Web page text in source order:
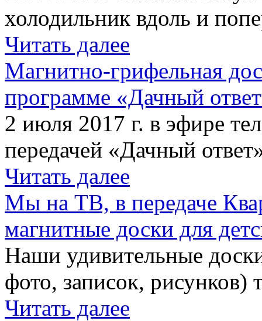
холодильник вдоль и
Читать далее
Магнитно-грифельная
программе «Дачный
2 июля 2017 г. в эфире
передачей «Дачный
Читать далее
Мы на ТВ, в передаче
магнитные доски для
Наши удивительные
фото, записок,
Читать далее